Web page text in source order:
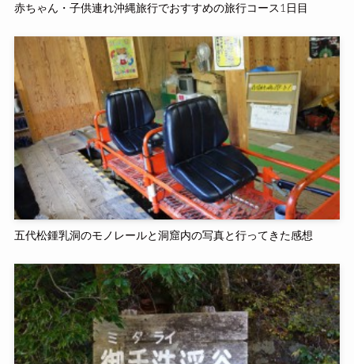
赤ちゃん・子供連れ沖縄旅行でおすすめの旅行コース1日目
五代松鍾乳洞のモノレールと洞窟内の写真と行ってきた感想